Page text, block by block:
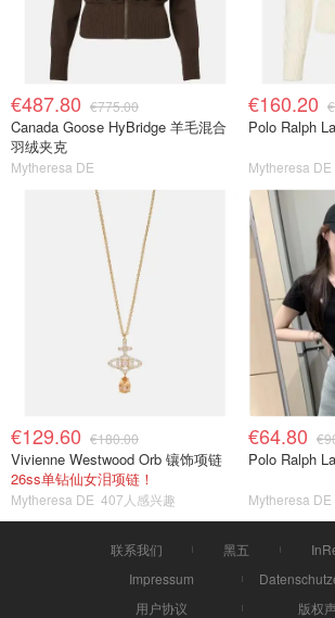
€487.80 €775.00
Canada Goose HyBridge 羊毛混合
羽绒夹克
Mytheresa DE
€160.20
Polo Ralph
Mytheresa DE
€129.60 €180.00
Vivienne Westwood Orb 镶饰项链
26ss单钻仙女泪项链！
Mytheresa DE 407人感兴趣
€64.80
Polo Ralph
Mytheresa DE
联系我们 黑五
Impressum
用户协议
版权